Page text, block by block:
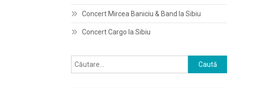
Concert Mircea Baniciu & Band la Sibiu
Concert Cargo la Sibiu
Caută
după: